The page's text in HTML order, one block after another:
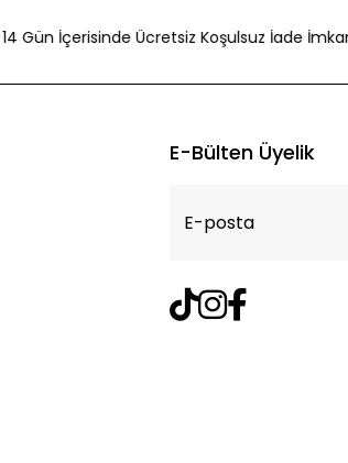
14 Gün İçerisinde Ücretsiz Koşulsuz İade İmkanı
E-Bülten Üyelik